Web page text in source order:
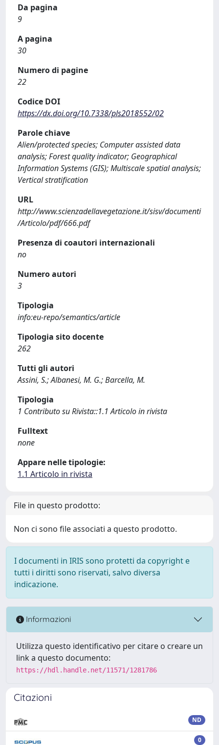
Da pagina
9
A pagina
30
Numero di pagine
22
Codice DOI
https://dx.doi.org/10.7338/pls2018552/02
Parole chiave
Alien/protected species; Computer assisted data
analysis; Forest quality indicator; Geographical
Information Systems (GIS); Multiscale spatial analysis;
Vertical stratification
URL
http://www.scienzadellavegetazione.it/sisv/documenti
/Articolo/pdf/666.pdf
Presenza di coautori internazionali
no
Numero autori
3
Tipologia
info:eu-repo/semantics/article
Tipologia sito docente
262
Tutti gli autori
Assini, S.; Albanesi, M. G.; Barcella, M.
Tipologia
1 Contributo su Rivista::1.1 Articolo in rivista
Fulltext
none
Appare nelle tipologie:
1.1 Articolo in rivista
File in questo prodotto:
Non ci sono file associati a questo prodotto.
I documenti in IRIS sono protetti da copyright e
tutti i diritti sono riservati, salvo diversa
indicazione.
Informazioni
Utilizza questo identificativo per citare o creare un
link a questo documento:
https://hdl.handle.net/11571/1281786
Citazioni
ND
0